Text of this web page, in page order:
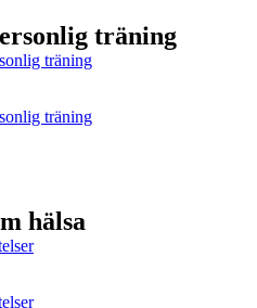
träning
träning
träning
hälsa